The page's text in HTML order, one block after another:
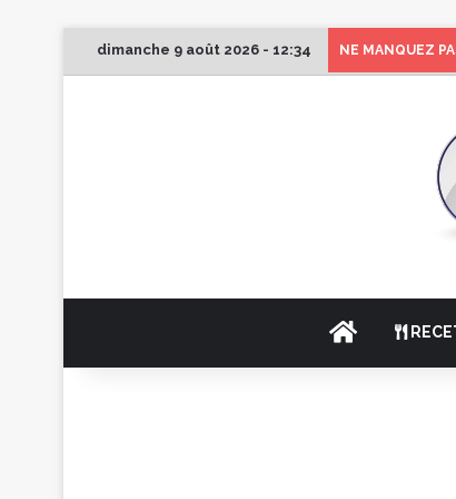
dimanche 9 août 2026 - 12:34 NE MANQUEZ
ACCUEIL